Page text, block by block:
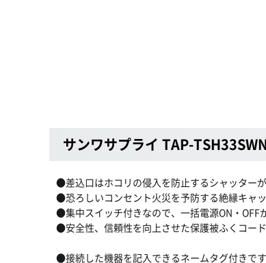
サンワサプライ TAP-
●差込口はホコリの侵入を防止するシャッター
●恐ろしいコンセント火災を予防する絶縁キャ
●集中スイッチ付きなので、一括電源ON・OFF
●安全性、信頼性を向上させた保護被ふくコード
●接続した機器を記入できるネームタグ付きです